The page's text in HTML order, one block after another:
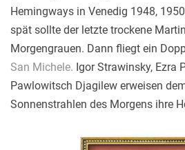
Hemingways in Venedig 1948,
spät sollte der letzte trockene
Morgengrauen. Dann fliegt ein
San Michele. Igor Strawinsky, Ezra
Pawlowitsch Djagilew erweisen
Sonnenstrahlen des Morgens ihre